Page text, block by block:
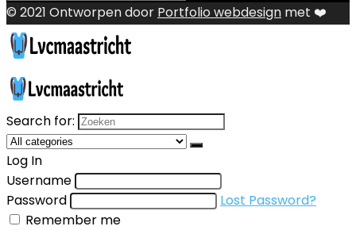
© 2021 Ontworpen door Portfolio webdesign met ❤️
Search for:
Log In
Username
Password
Lost Password?
Remember me